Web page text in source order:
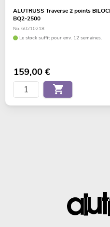
ALUTRUSS Traverse 2 points
BQ2-2500
No. 60210218
Le stock suffit pour env. 12 semaines.
159,00€